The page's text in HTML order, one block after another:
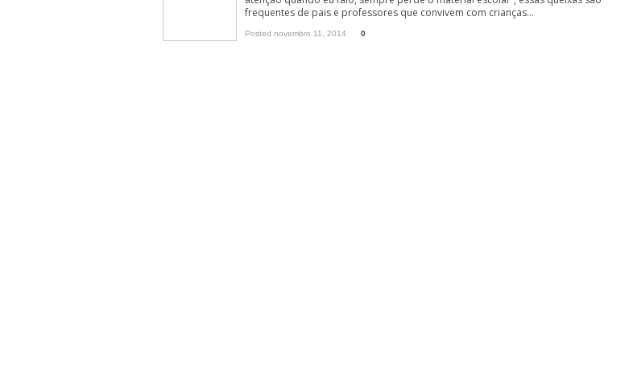
Feng Shui para melhorar a energia da sua casa
Fondue de Chocolate
frequentes de pais e professores que convivem com crianças...
Posted novembro 11, 2014 0